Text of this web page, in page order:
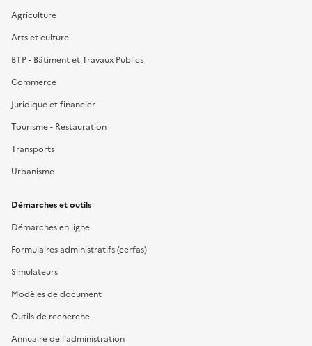
Agriculture
Arts et culture
BTP - Bâtiment et Travaux Publics
Commerce
Juridique et financier
Tourisme - Restauration
Transports
Urbanisme
Démarches et outils
Démarches en ligne
Formulaires administratifs (cerfas)
Simulateurs
Modèles de document
Outils de recherche
Annuaire de l'administration